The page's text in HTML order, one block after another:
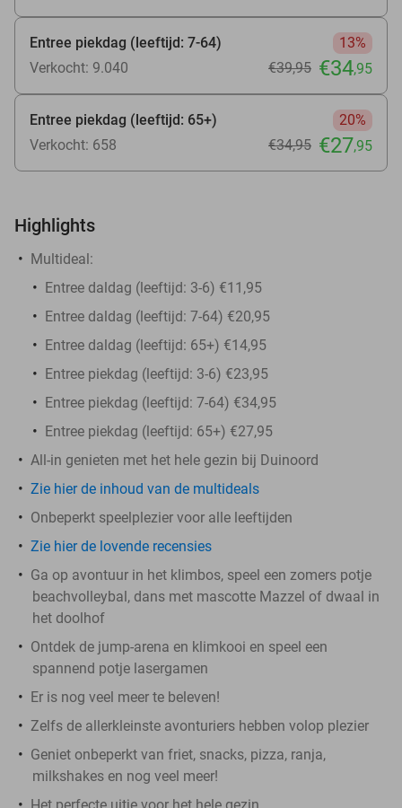
Entree piekdag (leeftijd: 7-64)
13%
Verkocht: 9.040
€39,95 €34,95
Entree piekdag (leeftijd: 65+)
20%
Verkocht: 658
€34,95 €27,95
Highlights
Multideal:
Entree daldag (leeftijd: 3-6) €11,95
Entree daldag (leeftijd: 7-64) €20,95
Entree daldag (leeftijd: 65+) €14,95
Entree piekdag (leeftijd: 3-6) €23,95
Entree piekdag (leeftijd: 7-64) €34,95
Entree piekdag (leeftijd: 65+) €27,95
All-in genieten met het hele gezin bij Duinoord
Zie hier de inhoud van de multideals
Onbeperkt speelplezier voor alle leeftijden
Zie hier de lovende recensies
Ga op avontuur in het klimbos, speel een zomers potje
beachvolleybal, dans met mascotte Mazzel of dwaal in
het doolhof
Ontdek de jump-arena en klimkooi en speel een
spannend potje lasergamen
Er is nog veel meer te beleven!
Zelfs de allerkleinste avonturiers hebben volop plezier
Geniet onbeperkt van friet, snacks, pizza, ranja,
milkshakes en nog veel meer!